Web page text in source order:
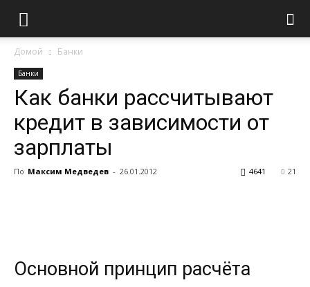
Домой Банки
Банки
Как банки рассчитывают
кредит в зависимости от
зарплаты
По Максим Медведев - 26.01.2012 21
4641
Основной принцип расчёта